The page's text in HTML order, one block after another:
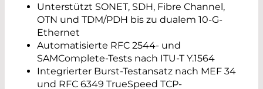
Unterstützt SONET, SDH, Fibre Channel,
OTN und TDM/PDH bis zu dualem 10-G-
Ethernet
Automatisierte RFC 2544- und
SAMComplete-Tests nach ITU-T Y.1564
Integrierter Burst-Testansatz nach MEF 34
und RFC 6349 TrueSpeed TCP-